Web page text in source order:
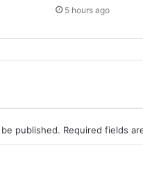
5 hours ago
published. Required fields